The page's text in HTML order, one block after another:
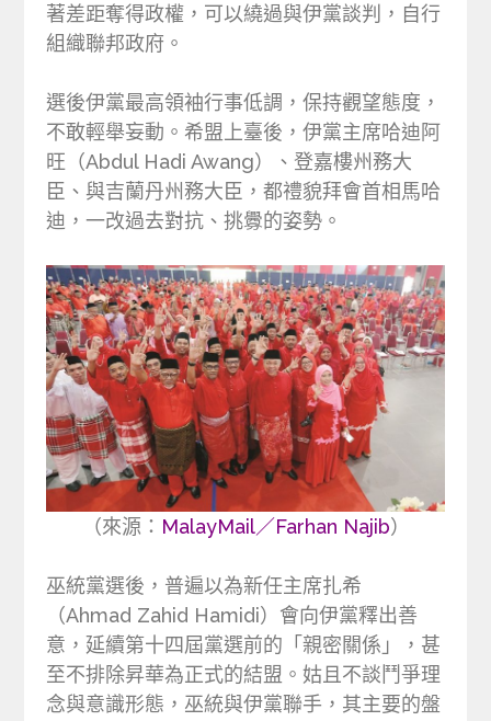
著差距奪得政權，可以繞過與伊黨談判，自行
組織聯邦政府。
選後伊黨最高領袖行事低調，保持觀望態度，
不敢輕舉妄動。希盟上臺後，伊黨主席哈迪阿
旺（Abdul Hadi Awang）、登嘉樓州務大
臣、與吉蘭丹州務大臣，都禮貌拜會首相馬哈
迪，一改過去對抗、挑釁的姿勢。
（來源： MalayMail／Farhan Najib）
巫統黨選後，普遍以為新任主席扎希
（Ahmad Zahid Hamidi）會向伊黨釋出善
意，延續第十四屆黨選前的「親密關係」，甚
至不排除昇華為正式的結盟。姑且不談鬥爭理
念與意識形態，巫統與伊黨聯手，其主要的盤